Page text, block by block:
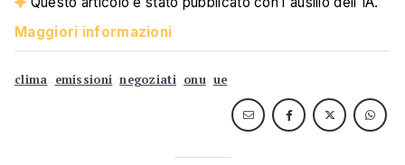
Maggiori informazioni
clima emissioni negoziati onu ue